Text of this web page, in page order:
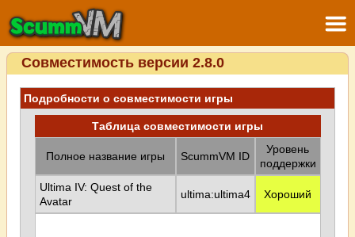
Совместимость версии 2.8.0
Подробности о совместимости игры
Таблица совместимости игры
Полное название игры ScummVM ID
Уровень
поддержки
Ultima IV: Quest of the
Avatar
ultima:ultima4 Хороший